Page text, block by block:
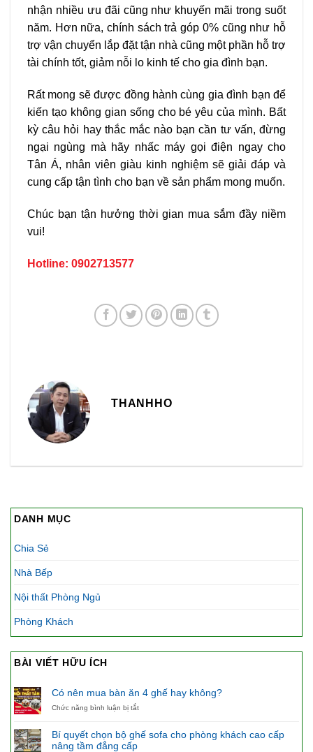
nhận nhiều ưu đãi cũng như khuyến mãi trong suốt
năm. Hơn nữa, chính sách trả góp 0% cũng như hỗ
trợ vận chuyển lắp đặt tận nhà cũng một phần hỗ trợ
tài chính tốt, giảm nỗi lo kinh tế cho gia đình bạn.
Rất mong sẽ được đồng hành cùng gia đình bạn để
kiến tạo không gian sống cho bé yêu của mình. Bất
kỳ câu hỏi hay thắc mắc nào bạn cần tư vấn, đừng
ngại ngùng mà hãy nhấc máy gọi điện ngay cho
Tân Á, nhân viên giàu kinh nghiệm sẽ giải đáp và
cung cấp tận tình cho bạn về sản phẩm mong muốn.
Chúc bạn tận hưởng thời gian mua sắm đầy niềm
vui!
Hotline: 0902713577
THANHHO
DANH MỤC
Chia Sẻ
Nhà Bếp
Nội thất Phòng Ngủ
Phòng Khách
BÀI VIẾT HỮU ÍCH
Có nên mua bàn ăn 4 ghế hay không?
Chức năng bình luận bị tắtở
mua
Bí quyết chọn bộ ghế sofa cho phòng khách cao cấp
nâng tầm đẳng cấp